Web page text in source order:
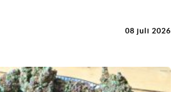
08 juli 2026